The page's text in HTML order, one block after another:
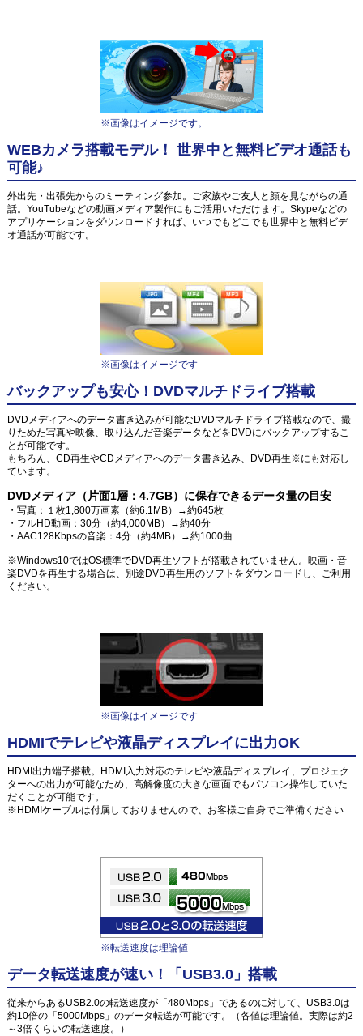
※画像はイメージです。
WEBカメラ搭載モデル！ 世界中と無料ビデオ通話も
可能♪
外出先・出張先からのミーティング参加。ご家族やご友人と顔を見ながらの通
話。YouTubeなどの動画メディア製作にもご活用いただけます。Skypeなどの
アプリケーションをダウンロードすれば、いつでもどこでも世界中と無料ビデ
オ通話が可能です。
※画像はイメージです
バックアップも安心！DVDマルチドライブ搭載
DVDメディアへのデータ書き込みが可能なDVDマルチドライブ搭載なので、撮
りためた写真や映像、取り込んだ音楽データなどをDVDにバックアップするこ
とが可能です。
もちろん、CD再生やCDメディアへのデータ書き込み、DVD再生※にも対応し
ています。
DVDメディア（片面1層：4.7GB）に保存できるデータ量の目安
・写真：１枚1,800万画素（約6.1MB）→約645枚
・フルHD動画：30分（約4,000MB）→約40分
・AAC128Kbpsの音楽：4分（約4MB）→約1000曲
※Windows10ではOS標準でDVD再生ソフトが搭載されていません。映画・音
楽DVDを再生する場合は、別途DVD再生用のソフトをダウンロードし、ご利用
ください。
※画像はイメージです
HDMIでテレビや液晶ディスプレイに出力OK
HDMI出力端子搭載。HDMI入力対応のテレビや液晶ディスプレイ、プロジェク
ターへの出力が可能なため、高解像度の大きな画面でもパソコン操作していた
だくことが可能です。
※HDMIケーブルは付属しておりませんので、お客様ご自身でご準備ください
※転送速度は理論値
データ転送速度が速い！「USB3.0」搭載
従来からあるUSB2.0の転送速度が「480Mbps」であるのに対して、USB3.0は
約10倍の「5000Mbps」のデータ転送が可能です。（各値は理論値。実際は約2
～3倍くらいの転送速度。）